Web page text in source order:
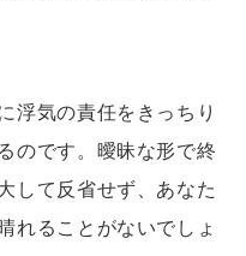
浮気の責任をきっちり
のです。曖昧な形で終
して反省せず、あなた
れることがないでしょ